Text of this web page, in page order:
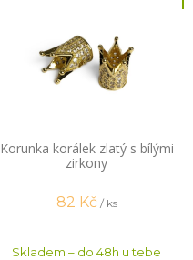
Korunka korálek zlatý s bílými
zirkony
82 Kč / ks
Skladem – do 48h u tebe